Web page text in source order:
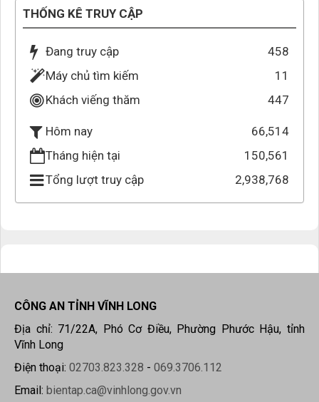
THỐNG KÊ TRUY CẬP
Đang truy cập
458
Máy chủ tìm kiếm
11
Khách viếng thăm
447
Hôm nay
66,514
Tháng hiện tại
150,561
Tổng lượt truy cập
2,938,768
CÔNG AN TỈNH VĨNH LONG
Địa chỉ: 71/22A, Phó Cơ Điều, Phường Phước Hậu, tỉnh
Vĩnh Long
Điện thoại: 02703.823.328 - 069.3706.112
Email: bientap.ca@vinhlong.gov.vn